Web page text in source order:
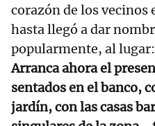
corazón de los vecinos
hasta llegó a dar
popularmente, al
Arranca ahora el
sentados en el banco,
jardín, con las casas